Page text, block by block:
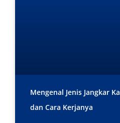
Mengenal Jenis Jangkar
dan Cara Kerjanya